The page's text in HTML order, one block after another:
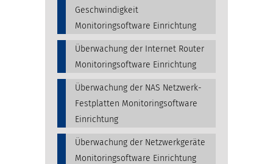
Geschwindigkeit
Monitoringsoftware Einrichtung
Überwachung der Internet Router
Monitoringsoftware Einrichtung
Überwachung der NAS Netzwerk-
Festplatten Monitoringsoftware
Einrichtung
Überwachung der Netzwerkgeräte
Monitoringsoftware Einrichtung